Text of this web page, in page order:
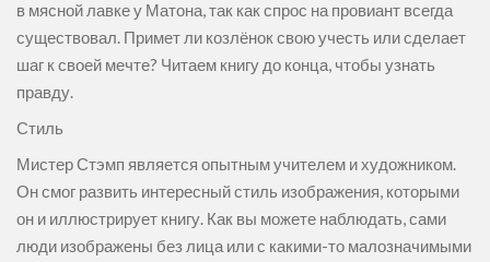
в мясной лавке у Матона, так как спрос на провиант всегда
существовал. Примет ли козлёнок свою учесть или сделает
шаг к своей мечте? Читаем книгу до конца, чтобы узнать
правду.
Стиль
Мистер Стэмп является опытным учителем и художником.
Он смог развить интересный стиль изображения, которыми
он и иллюстрирует книгу. Как вы можете наблюдать, сами
люди изображены без лица или с какими-то малозначимыми